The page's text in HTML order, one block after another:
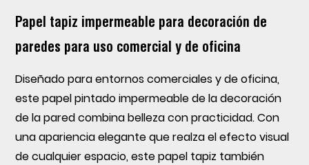
Papel tapiz impermeable para decoración de
paredes para uso comercial y de oficina
Diseñado para entornos comerciales y de oficina,
estepapel pintado impermeable de la decoración
de la paredcombina belleza con practicidad. Con
una apariencia elegante que realza el efecto visual
de cualquier espacio, este papel tapiz también